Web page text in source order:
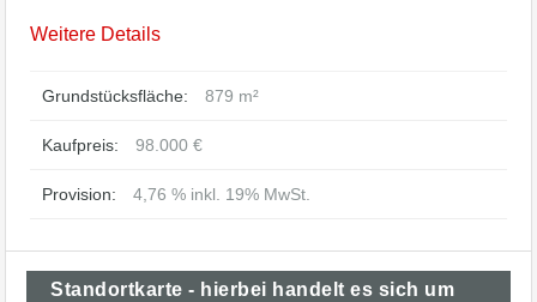
Weitere Details
Grundstücksfläche: 879 m²
Kaufpreis: 98.000 €
Provision: 4,76 % inkl. 19% MwSt.
Standortkarte - hierbei handelt es sich um